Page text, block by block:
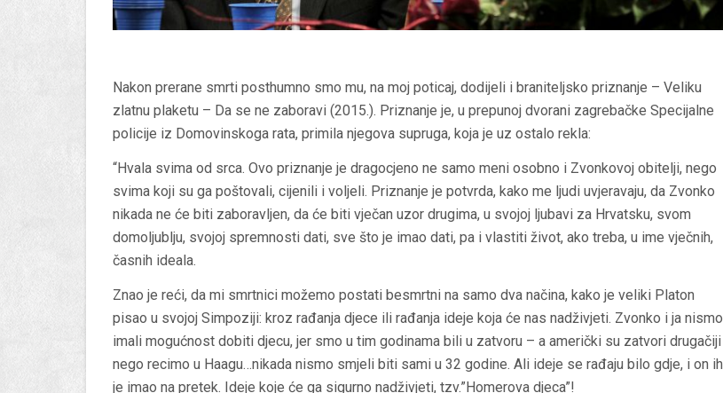
Nakon prerane smrti posthumno smo mu, na moj poticaj, dodijeli i braniteljsko priznanje – Veliku
zlatnu plaketu – Da se ne zaboravi (2015.). Priznanje je, u prepunoj dvorani zagrebačke Specijalne
policije iz Domovinskoga rata, primila njegova supruga, koja je uz ostalo rekla:
“Hvala svima od srca. Ovo priznanje je dragocjeno ne samo meni osobno i Zvonkovoj obitelji, nego
svima koji su ga poštovali, cijenili i voljeli. Priznanje je potvrda, kako me ljudi uvjeravaju, da Zvonko
nikada ne će biti zaboravljen, da će biti vječan uzor drugima, u svojoj ljubavi za Hrvatsku, svom
domoljublju, svojoj spremnosti dati, sve što je imao dati, pa i vlastiti život, ako treba, u ime vječnih,
časnih ideala.
Znao je reći, da mi smrtnici možemo postati besmrtni na samo dva načina, kako je veliki Platon
pisao u svojoj Simpoziji: kroz rađanja djece ili rađanja ideje koja će nas nadživjeti. Zvonko i ja nismo
imali mogućnost dobiti djecu, jer smo u tim godinama bili u zatvoru – a američki su zatvori drugačiji
nego recimo u Haagu…nikada nismo smjeli biti sami u 32 godine. Ali ideje se rađaju bilo gdje, i on ih
je imao na pretek. Ideje koje će ga sigurno nadživjeti, tzv.”Homerova djeca”!